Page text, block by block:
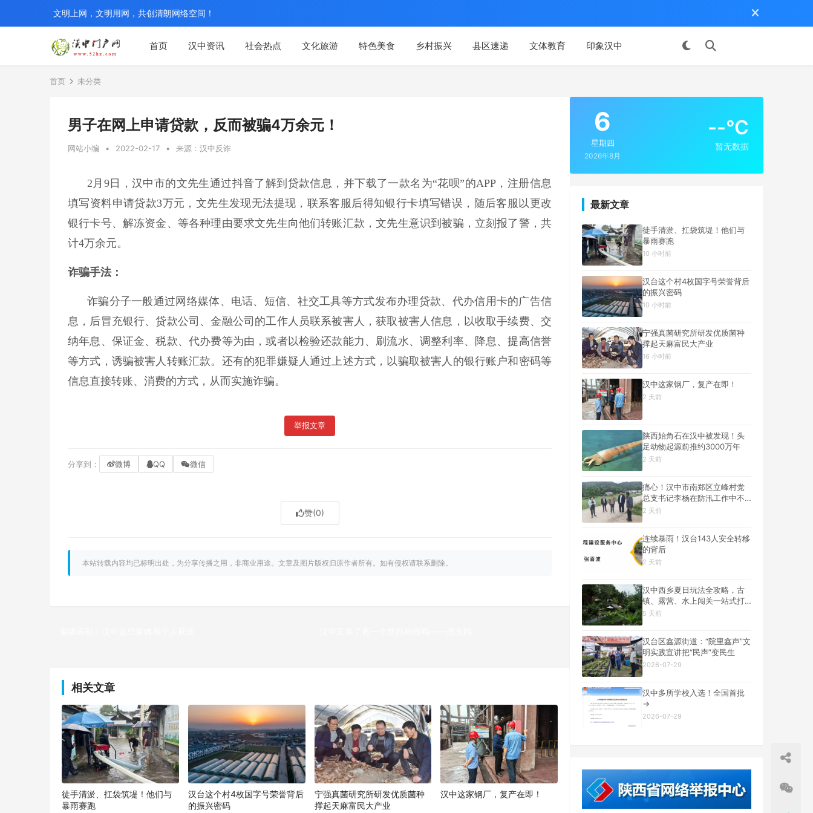
首页 汉中资讯 社会热点 文化旅游 特色美食 乡村振兴 县区速递 文体教育 印象汉中
文明上网，文明用网，共创清朗网络空间！
首页 未分类
男子在网上申请贷款，反而被骗4万余元！
网站小编 • 2022-02-17 • 来源：汉中反诈
2月9日，汉中市的文先生通过抖音了解到贷款信息，并下载了一款名为“花呗”的APP，注册信息
填写资料申请贷款3万元，文先生发现无法提现，联系客服后得知银行卡填写错误，随后客服以更改
银行卡号、解冻资金、等各种理由要求文先生向他们转账汇款，文先生意识到被骗，立刻报了警，共
计4万余元。
诈骗手法：
诈骗分子一般通过网络媒体、电话、短信、社交工具等方式发布办理贷款、代办信用卡的广告信
息，后冒充银行、贷款公司、金融公司的工作人员联系被害人，获取被害人信息，以收取手续费、交
纳年息、保证金、税款、代办费等为由，或者以检验还款能力、刷流水、调整利率、降息、提高信誉
等方式，诱骗被害人转账汇款。还有的犯罪嫌疑人通过上述方式，以骗取被害人的银行账户和密码等
信息直接转账、消费的方式，从而实施诈骗。
举报文章
分享到： 微博 QQ 微信
赞(0)
本站转载内容均已标明出处，为分享传播之用，非商业用途。文章及图片版权归原作者所有。如有侵权请联系删除。
相关文章
徒手清淤、扛袋筑堤！他们与
暴雨赛跑
汉台这个村4枚国字号荣誉背后
的振兴密码
宁强真菌研究所研发优质菌种
撑起天麻富民大产业
汉中这家钢厂，复产在即！
6
星期四
2026年8月
--°C
暂无数据
最新文章
徒手清淤、扛袋筑堤！他们与
暴雨赛跑
10 小时前
汉台这个村4枚国字号荣誉背后
的振兴密码
10 小时前
宁强真菌研究所研发优质菌种
撑起天麻富民大产业
16 小时前
汉中这家钢厂，复产在即！
2 天前
陕西始角石在汉中被发现！头
足动物起源前推约3000万年
2 天前
痛心！汉中市南郑区立峰村党
总支书记李杨在防汛工作中不
幸遇难
2 天前
连续暴雨！汉台143人安全转移
的背后
2 天前
汉中西乡夏日玩法全攻略，古
镇、露营、水上闯关一站式打
卡
5 天前
汉台区鑫源街道：“院里鑫声”文
明实践宣讲把“民声”变民生
2026-07-29
汉中多所学校入选！全国首批
→
2026-07-29